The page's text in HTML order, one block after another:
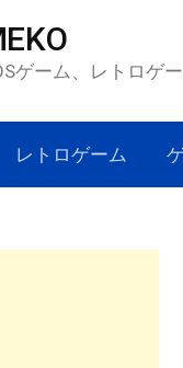
ゲーム、レトロゲ
レトロゲーム